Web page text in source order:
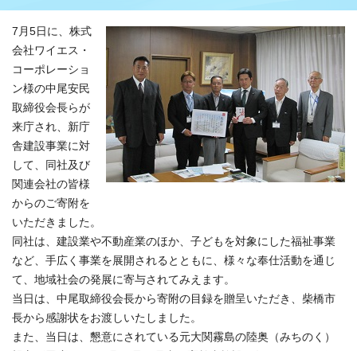
7月5日に、株式
会社ワイエス・
コーポレーショ
ン様の中尾安民
取締役会長らが
来庁され、新庁
舎建設事業に対
して、同社及び
関連会社の皆様
からのご寄附を
いただきました。
同社は、建設業や不動産業のほか、子どもを対象にした福祉事業
など、手広く事業を展開されるとともに、様々な奉仕活動を通じ
て、地域社会の発展に寄与されてみえます。
当日は、中尾取締役会長から寄附の目録を贈呈いただき、柴橋市
長から感謝状をお渡しいたしました。
また、当日は、懇意にされている元大関霧島の陸奥（みちのく）